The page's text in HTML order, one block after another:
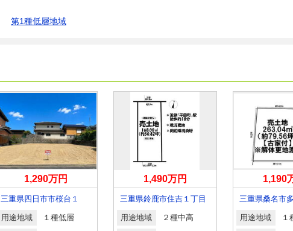
第1種低層地域
1,290万円
三重県四日市市桜台１
用途地域 １種低層
1,490万円
三重県鈴鹿市住吉１丁目
用途地域 ２種中高
1,190
三重県桑名市
用途地域 １